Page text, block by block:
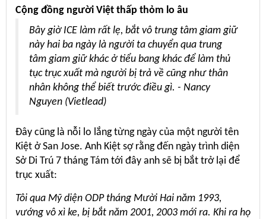
Cộng đồng người Việt thấp thỏm lo âu
Bây giờ ICE làm rất lẹ, bắt vô trung tâm giam giữ
này hai ba ngày là người ta chuyển qua trung
tâm giam giữ khác ở tiểu bang khác để làm thủ
tục trục xuất mà người bị trả về cũng như thân
nhân không thể biết trước điều gì. - Nancy
Nguyen (Vietlead)
Đây cũng là nỗi lo lắng từng ngày của một người tên
Kiệt ở San Jose. Anh Kiệt sợ rằng đến ngày trình diện
Sở Di Trú 7 tháng Tám tới đây anh sẽ bị bắt trở lại để
trục xuất:
Tôi qua Mỹ diện ODP tháng Mười Hai năm 1993,
vướng vô xì ke, bị bắt năm 2001, 2003 mới ra. Khi ra họ